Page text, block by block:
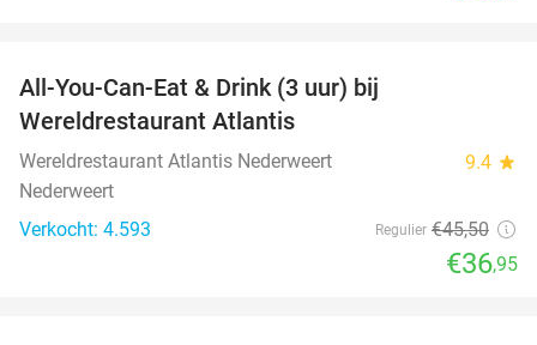
All-You-Can-Eat & Drink (3 uur) bij
Wereldrestaurant Atlantis
Wereldrestaurant Atlantis Nederweert 9.4 star
Nederweert
Verkocht: 4.593
Regulier €45,50
€36,95